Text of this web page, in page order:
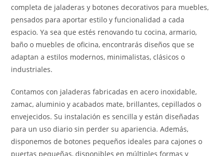
completa de jaladeras y botones decorativos para muebles,
pensados para aportar estilo y funcionalidad a cada
espacio. Ya sea que estés renovando tu cocina, armario,
baño o muebles de oficina, encontrarás diseños que se
adaptan a estilos modernos, minimalistas, clásicos o
industriales.
Contamos con jaladeras fabricadas en acero inoxidable,
zamac, aluminio y acabados mate, brillantes, cepillados o
envejecidos. Su instalación es sencilla y están diseñadas
para un uso diario sin perder su apariencia. Además,
disponemos de botones pequeños ideales para cajones o
puertas pequeñas, disponibles en múltiples formas y